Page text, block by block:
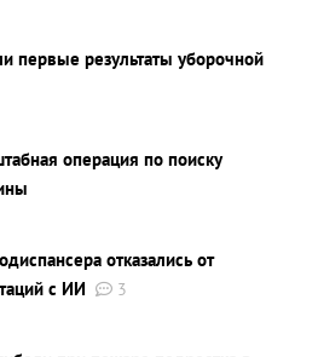
первые результаты уборочной
операция по поиску
отказались от
с ИИ
3